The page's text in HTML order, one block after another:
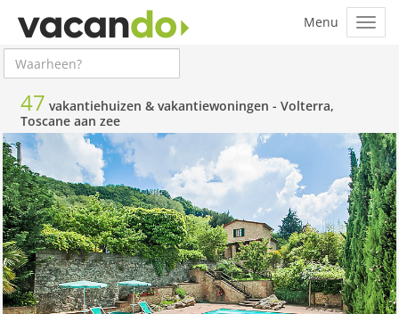
47 vakantiehuizen & vakantiewoningen - Volterra,
Toscane aan zee